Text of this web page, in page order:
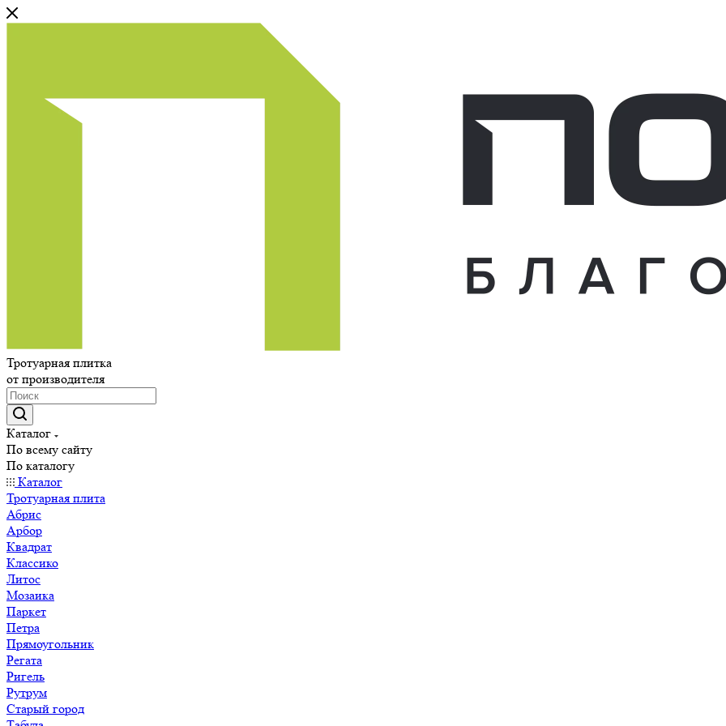
Тротуарная плитка
от производителя
Каталог
По всему сайту
По каталогу
Каталог
Тротуарная плита
Абрис
Арбор
Квадрат
Классико
Литос
Мозаика
Паркет
Петра
Прямоугольник
Регата
Ригель
Рутрум
Старый город